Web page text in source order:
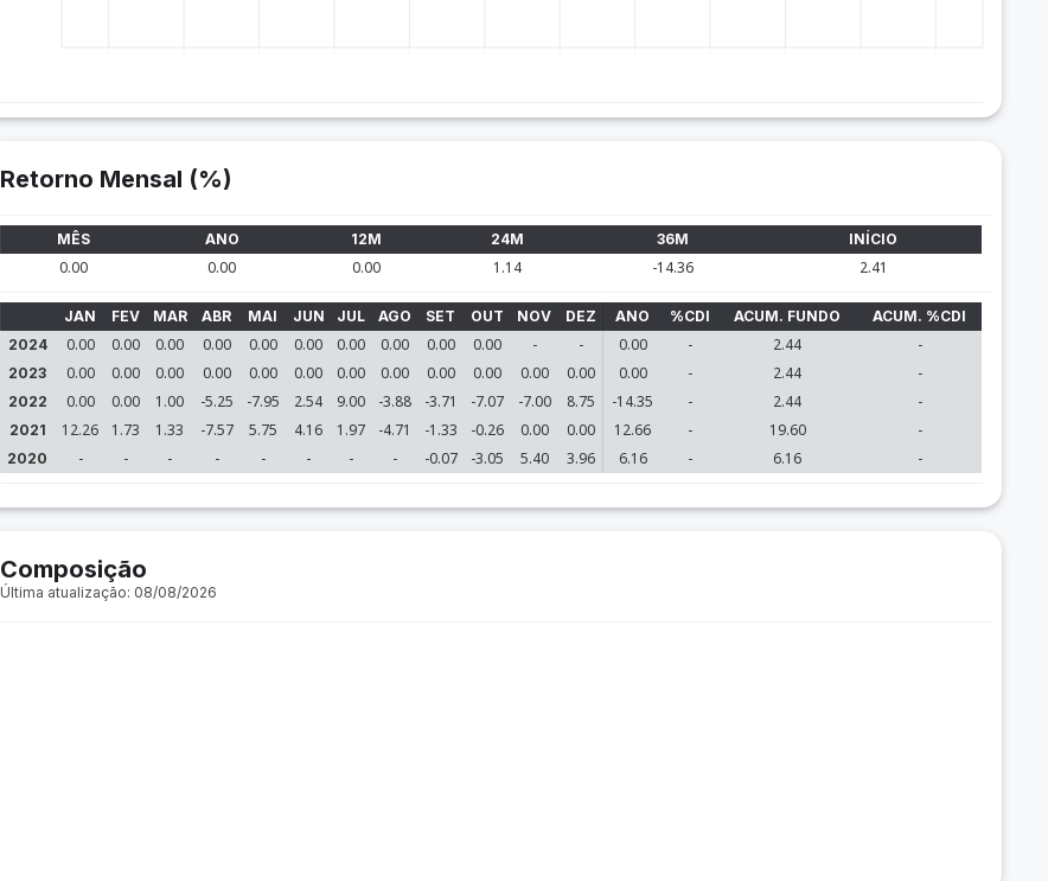
Retorno Mensal (%)
MÊS ANO 12M 24M 36M INÍCIO
0.00 0.00 0.00 1.14 -14.36 2.41
JAN FEV MAR ABR MAI JUN JUL AGO SET OUT NOV DEZ ANO %CDI ACUM. FUNDO
ACUM. %CDI
2024
0.00 0.00 0.00 0.00 0.00 0.00 0.00 0.00 0.00 0.00 - - 0.00 - 2.44 -
2023 0.00 0.00 0.00 0.00 0.00 0.00 0.00 0.00 0.00 0.00 0.00 0.00 0.00 - 2.44 -
2022 0.00 0.00 1.00 -5.25 -7.95 2.54 9.00 -3.88 -3.71 -7.07 -7.00 8.75 -14.35 - 2.44 -
2021 12.26 1.73 1.33 -7.57 5.75 4.16 1.97 -4.71 -1.33 -0.26 0.00 0.00 12.66 - 19.60 -
2020 - - - - - - - - -0.07 -3.05 5.40 3.96 6.16 - 6.16 -
Composição
Última atualização: 08/08/2026